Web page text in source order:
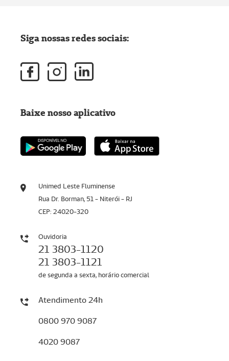
Unimed Leste Fluminense
Rua Dr. Borman, 51 - Niterói - RJ
CEP: 24020-320
Ouvidoria
21 3803-1120
21 3803-1121
de segunda a sexta, horário comercial
Atendimento 24h
0800 970 9087
4020 9087
Siga nossas redes sociais:
Baixe nosso aplicativo